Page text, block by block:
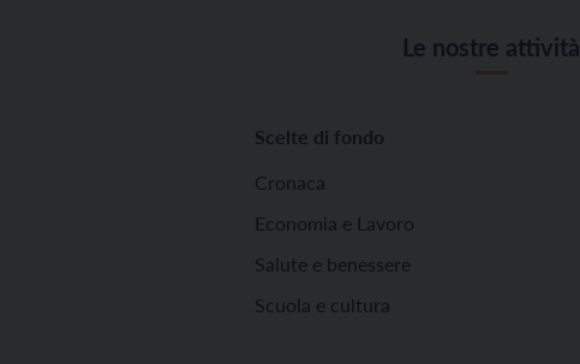
Le nostre attività
Scelte di fondo
Cronaca
Economia e Lavoro
Salute e benessere
Scuola e cultura